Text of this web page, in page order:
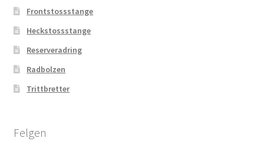
Frontstossstange
Heckstossstange
Reserveradring
Radbolzen
Trittbretter
Felgen